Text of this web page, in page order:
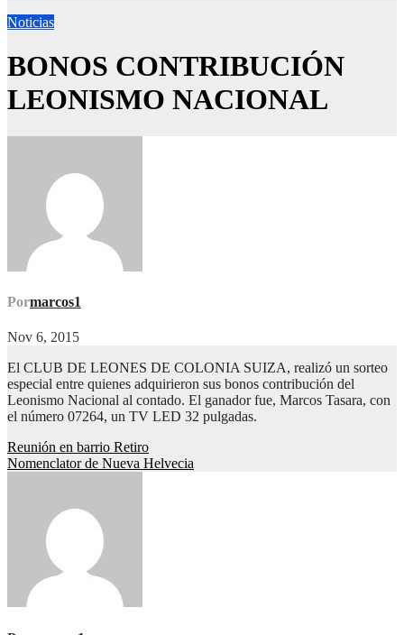
Noticias
BONOS CONTRIBUCIÓN
LEONISMO NACIONAL
Pormarcos1
Nov 6, 2015
El CLUB DE LEONES DE COLONIA SUIZA, realizó un sorteo
especial entre quienes adquirieron sus bonos contribución del
Leonismo Nacional al contado. El ganador fue, Marcos Tasara, con
el número 07264, un TV LED 32 pulgadas.
Navegación
de
Reunión en barrio Retiro
Nomenclator de Nueva Helvecia